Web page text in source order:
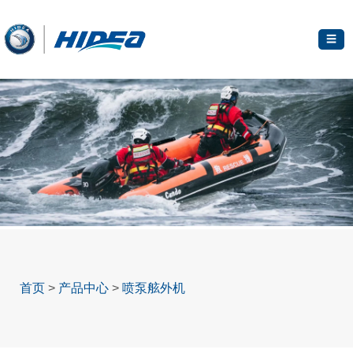
首页 > 产品中心 > 喷泵舷外机
☰